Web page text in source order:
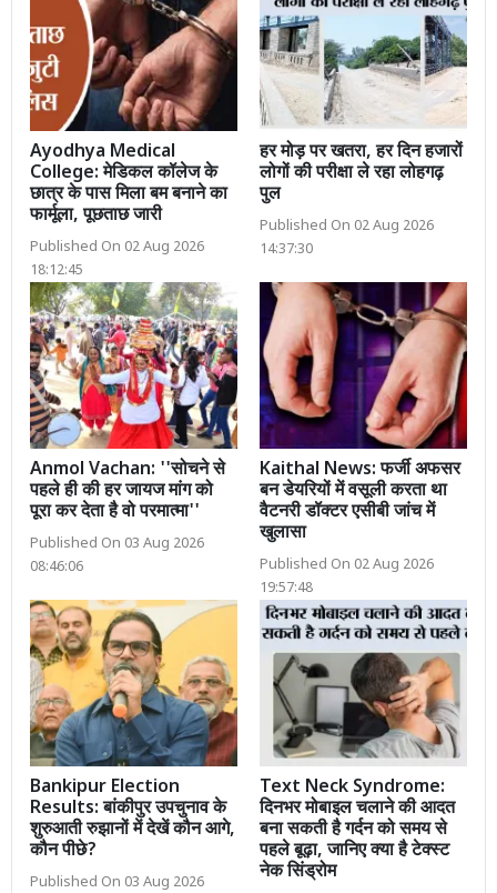
Ayodhya Medical
College: मेडिकल कॉलेज के
छात्र के पास मिला बम बनाने का
फार्मूला, पूछताछ जारी
Published On 02 Aug 2026
18:12:45
हर मोड़ पर खतरा, हर दिन हजारों
लोगों की परीक्षा ले रहा लोहगढ़
पुल
Published On 02 Aug 2026
14:37:30
Anmol Vachan: ''सोचने से
पहले ही की हर जायज मांग को
पूरा कर देता है वो परमात्मा''
Published On 03 Aug 2026
08:46:06
Kaithal News: फर्जी अफसर
बन डेयरियों में वसूली करता था
वैटनरी डॉक्टर एसीबी जांच में
खुलासा
Published On 02 Aug 2026
19:57:48
Bankipur Election
Results: बांकीपुर उपचुनाव के
शुरुआती रुझानों में देखें कौन आगे,
कौन पीछे?
Published On 03 Aug 2026
Text Neck Syndrome:
दिनभर मोबाइल चलाने की आदत
बना सकती है गर्दन को समय से
पहले बूढ़ा, जानिए क्या है टेक्स्ट
नेक सिंड्रोम